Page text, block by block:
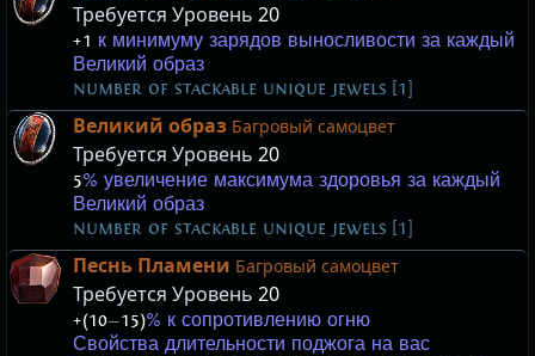
Требуется Уровень 20
+1 к минимуму зарядов выносливости за каждый
Великий образ
number of stackable unique jewels [1]
Великий образ Багровый самоцвет
Требуется Уровень 20
5% увеличение максимума здоровья за каждый
Великий образ
number of stackable unique jewels [1]
Песнь Пламени Багровый самоцвет
Требуется Уровень 20
+(10—15)% к сопротивлению огню
Свойства длительности поджога на вас